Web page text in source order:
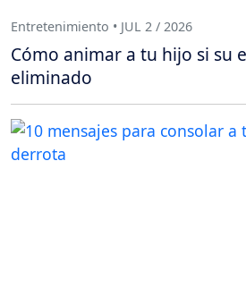
Entretenimiento • JUL 2 / 2026
Cómo animar a tu hijo si su
eliminado